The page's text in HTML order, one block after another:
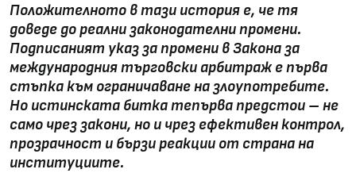
Положителното в тази история е, че тя
доведе до реални законодателни промени.
Подписаният указ за промени в Закона за
международния търговски арбитраж е първа
стъпка към ограничаване на злоупотребите.
Но истинската битка тепърва предстои – не
само чрез закони, но и чрез ефективен контрол,
прозрачност и бързи реакции от страна на
институциите.